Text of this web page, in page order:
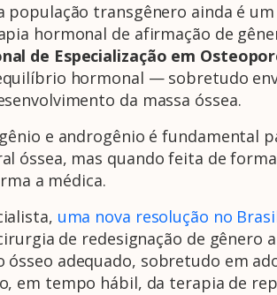
população transgênero ainda é
hormonal de afirmação de
de Especialização em
hormonal — sobretudo
da massa óssea.
e androgênio é
óssea, mas quando feita de
a médica.
uma nova resolução no
de redesignação de
ósseo adequado, sobretudo em
em tempo hábil, da terapia de